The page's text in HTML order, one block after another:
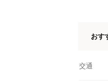
おす
交通